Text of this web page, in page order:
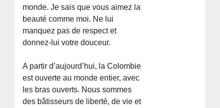
monde. Je sais que vous aimez la
beauté comme moi. Ne lui
manquez pas de respect et
donnez-lui votre douceur.
A partir d’aujourd’hui, la Colombie
est ouverte au monde entier, avec
les bras ouverts. Nous sommes
des bâtisseurs de liberté, de vie et